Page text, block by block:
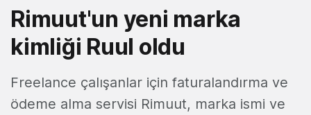
Rimuut'un yeni marka
kimliği Ruul oldu
Freelance çalışanlar için faturalandırma ve
ödeme alma servisi Rimuut, marka ismi ve